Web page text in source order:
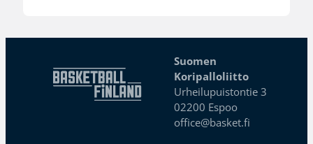
Suomen
Koripalloliitto
Urheilupuistontie 3
02200 Espoo
office@basket.fi